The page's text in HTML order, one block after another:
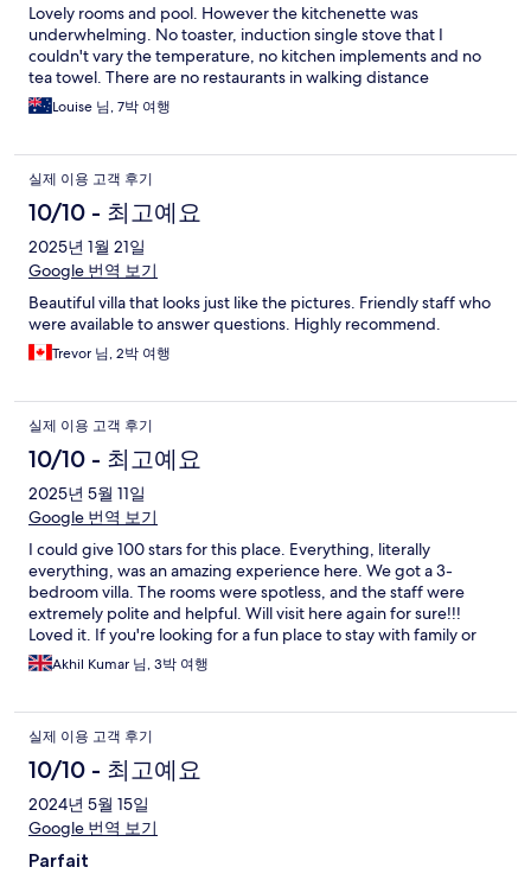
Lovely rooms and pool. However the kitchenette was
underwhelming. No toaster, induction single stove that I
couldn't vary the temperature, no kitchen implements and no
tea towel. There are no restaurants in walking distance
Louise 님, 7박 여행
실제 이용 고객 후기
10/10 - 최고예요
2025년 1월 21일
Google 번역 보기
Beautiful villa that looks just like the pictures. Friendly staff who
were available to answer questions. Highly recommend.
Trevor 님, 2박 여행
실제 이용 고객 후기
10/10 - 최고예요
2025년 5월 11일
Google 번역 보기
I could give 100 stars for this place. Everything, literally
everything, was an amazing experience here. We got a 3-
bedroom villa. The rooms were spotless, and the staff were
extremely polite and helpful. Will visit here again for sure!!!
Loved it. If you're looking for a fun place to stay with family or
friends without any hassle, I'd recommend this.
Akhil Kumar 님, 3박 여행
실제 이용 고객 후기
10/10 - 최고예요
2024년 5월 15일
Google 번역 보기
Parfait